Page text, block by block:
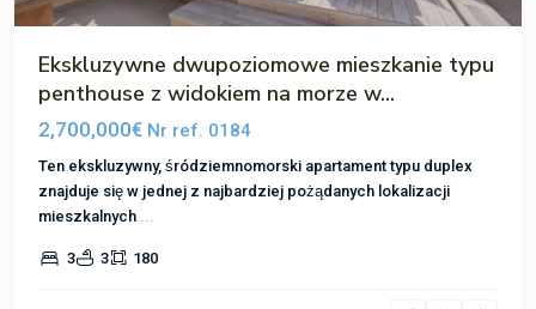
Ekskluzywne dwupoziomowe mieszkanie typu
penthouse z widokiem na morze w...
2,700,000€ Nr ref. 0184
Ten ekskluzywny, śródziemnomorski apartament typu duplex
znajduje się w jednej z najbardziej pożądanych lokalizacji
mieszkalnych ...
3 3 180